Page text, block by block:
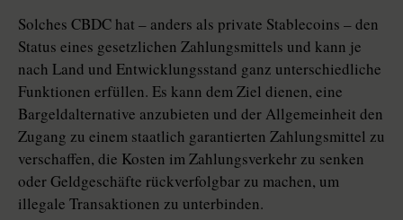
Solches CBDC hat – anders als private Stablecoins – den
Status eines gesetzlichen Zahlungsmittels und kann je
nach Land und Entwicklungsstand ganz unterschiedliche
Funktionen erfüllen. Es kann dem Ziel dienen, eine
Bargeldalternative anzubieten und der Allgemeinheit den
Zugang zu einem staatlich garantierten Zahlungsmittel zu
verschaffen, die Kosten im Zahlungsverkehr zu senken
oder Geldgeschäfte rückverfolgbar zu machen, um
illegale Transaktionen zu unterbinden.